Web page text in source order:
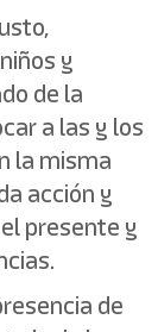
y
de la
a las y los
la misma
acción y
presente y
de